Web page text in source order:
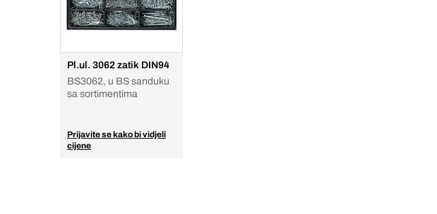
Pl.ul. 3062 zatik DIN94
BS3062, u BS sanduku
sa sortimentima
Prijavite se kako bi vidjeli
cijene